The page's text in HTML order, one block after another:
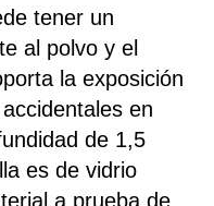
tener un
al polvo y el
la exposición
en
de 1,5
es de vidrio
a prueba de